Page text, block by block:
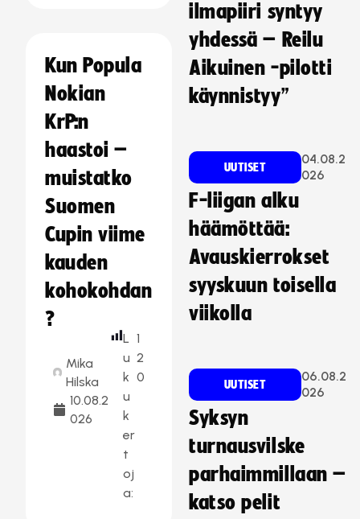
Kun Popula
Nokian
KrP:n
haastoi –
muistatko
Suomen
Cupin viime
kauden
kohokohdan
?
Mika
Hilska
10.08.2
026
L
u
k
u
k
er
t
oj
a:
1
2
0
ilmapiiri syntyy
yhdessä – Reilu
Aikuinen -pilotti
käynnistyy”
UUTISET
04.08.2
026
F-liigan alku
häämöttää:
Avauskierrokset
syyskuun toisella
viikolla
UUTISET
06.08.2
026
Syksyn
turnausvilske
parhaimmillaan –
katso pelit